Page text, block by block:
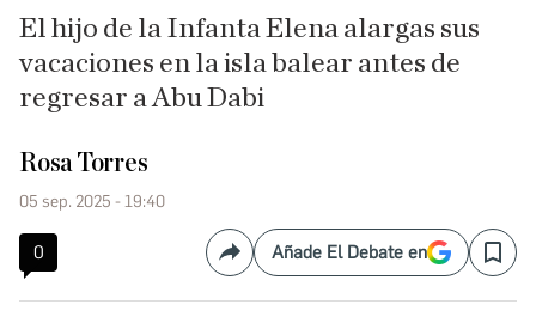
El hijo de la Infanta Elena alargas sus
vacaciones en la isla balear antes de
regresar a Abu Dabi
Rosa Torres
05 sep. 2025 - 19:40
0 CompartirAñade El Debate en Save